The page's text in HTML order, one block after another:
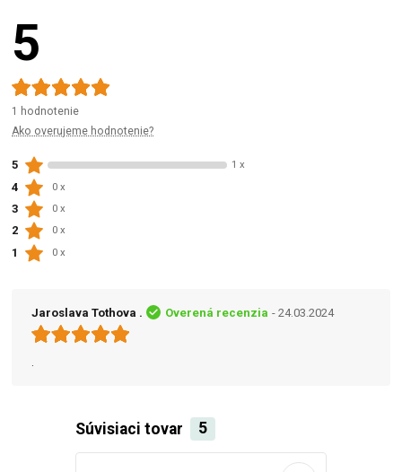
5
1 hodnotenie
Ako overujeme hodnotenie?
5 1 x
4 0 x
3 0 x
2 0 x
1 0 x
Jaroslava Tothova . Overená recenzia - 24.03.2024
.
Súvisiaci tovar 5